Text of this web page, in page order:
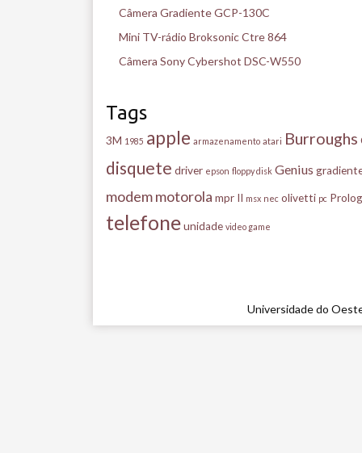
Câmera Gradiente GCP-130C
Mini TV-rádio Broksonic Ctre 864
Câmera Sony Cybershot DSC-W550
Tags
3M 1985 apple armazenamento atari Burroughs
disquete driver epson floppy disk Genius
modemmotorola mpr II msx nec olivetti pc
telefoneunidade video game
Universidade do